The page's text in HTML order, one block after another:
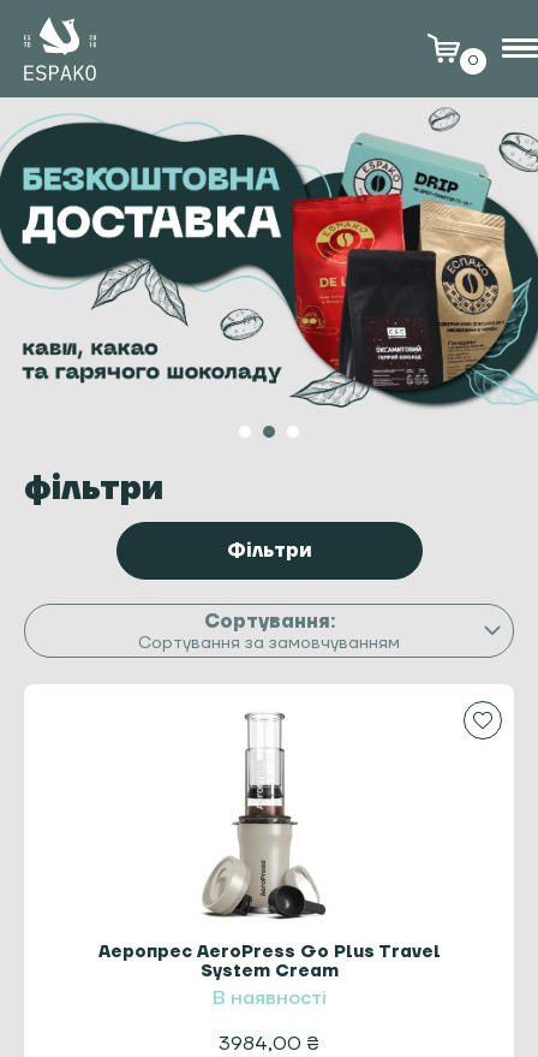
0
фільтри
Фільтри
Сортування за замовчуванням
Аеропрес AeroPress Go Plus Travel
System Cream
В наявності
3984,00 ₴